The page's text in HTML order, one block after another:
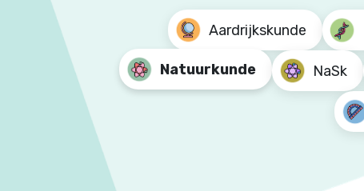
Aardrijkskunde
Natuurkunde NaSk